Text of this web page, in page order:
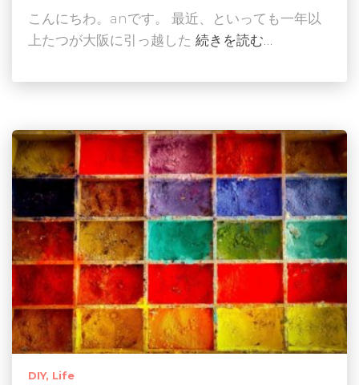
こんにちわ。anです。 最近、といっても一年以
上たつが大阪に引っ越した 続きを読む…
DIY Life